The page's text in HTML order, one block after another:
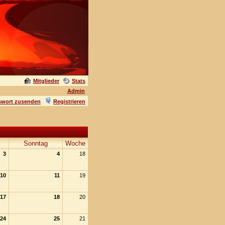
Mitglieder
Stats
Admin
zusenden Registrieren
Sonntag Woche
3 4 18
10 11 19
17 18 20
24 25 21